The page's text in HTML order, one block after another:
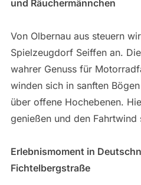
und Räuchermännchen
Von Olbernau aus steuern
Spielzeugdorf Seiffen an.
wahrer Genuss für
winden sich in sanften
über offene Hochebenen.
genießen und den Fahrtwind
Erlebnismoment in
Fichtelbergstraße